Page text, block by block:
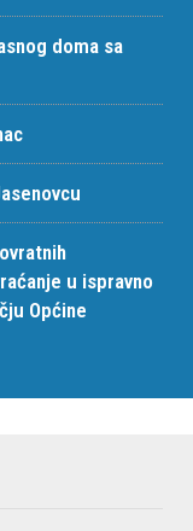
doma sa
u ispravno
Općine